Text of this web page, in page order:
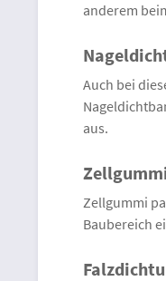
anderem
Auch bei
aus.
Zellgummi
Baubereich